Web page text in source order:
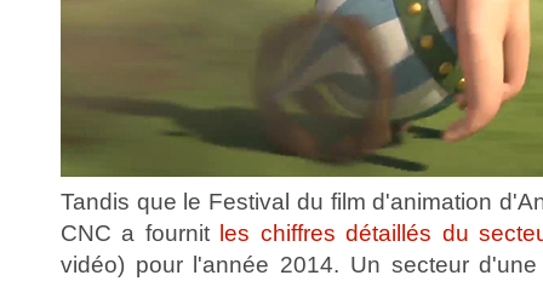
Tandis que le Festival du film d'animation
CNC a fournit les chiffres détaillés du
vidéo) pour l'année 2014. Un secteur